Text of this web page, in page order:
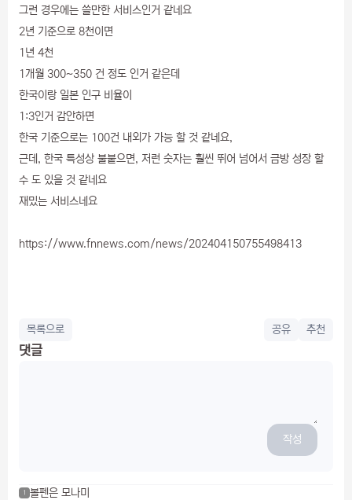
그런 경우에는 쓸만한 서비스인거 같네요
2년 기준으로 8천이면
1년 4천
1개월 300~350 건 정도 인거 같은데
한국이랑 일본 인구 비율이
1:3인거 감안하면
한국 기준으로는 100건 내외가 가능 할 것 같네요,
근데, 한국 특성상 불붙으면, 저런 숫자는 훨씬 뛰어 넘어서 금방 성장 할
수 도 있을 것 같네요
재밌는 서비스네요
https://www.fnnews.com/news/202404150755498413
목록으로 공유 추천
댓글
작성
1
볼펜은 모나미